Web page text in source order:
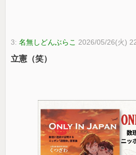
3:名無しどんぶらこ 2026/05/26(火)
立憲（笑）